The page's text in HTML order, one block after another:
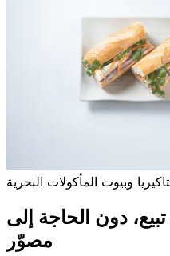
وبيوت المأكولات البحرية
دون الحاجة إلى
مصوّر